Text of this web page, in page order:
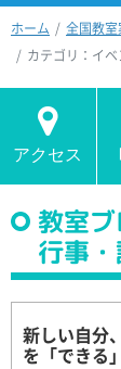
ホーム 全国教室
カテゴリ：イ
アクセス
教室
行事
新しい自分
を「できる